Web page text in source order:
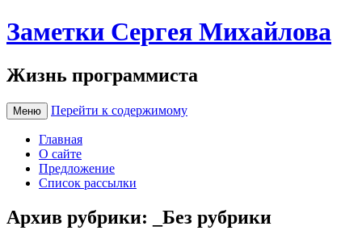
Заметки Сергея Михайлова
Жизнь программиста
Меню Перейти к содержимому
Главная
О сайте
Предложение
Список рассылки
Архив рубрики: _Без рубрики